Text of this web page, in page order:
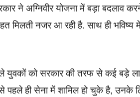
ने अग्निवीर योजना में बड़ा बदलाव
मिलती नजर आ रही है. साथ ही
युवकों को सरकार की तरफ से कई बड़े
पहले ही सेना में शामिल हो चुके है, उनके